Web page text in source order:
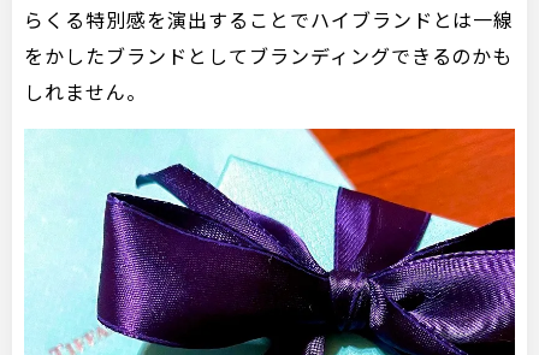
らくる特別感を演出することでハイブランドとは一線
をかしたブランドとしてブランディングできるのかも
しれません。